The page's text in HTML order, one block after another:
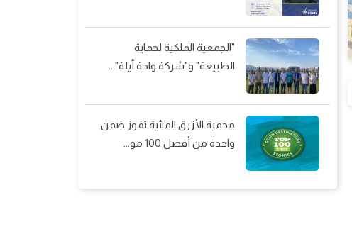
"الجمعية الملكية لحماية
الطبيعة" و"شركة واحة أيلة"...
محمية الأزرق المائية تفوز ضمن
واحدة من أفضل 100 مو...